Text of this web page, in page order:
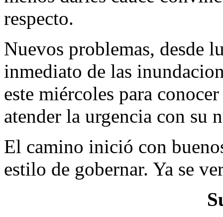
respecto.
Nuevos problemas, desde
inmediato de las
este miércoles para
atender la urgencia con su
El camino inició con
estilo de gobernar. Ya se